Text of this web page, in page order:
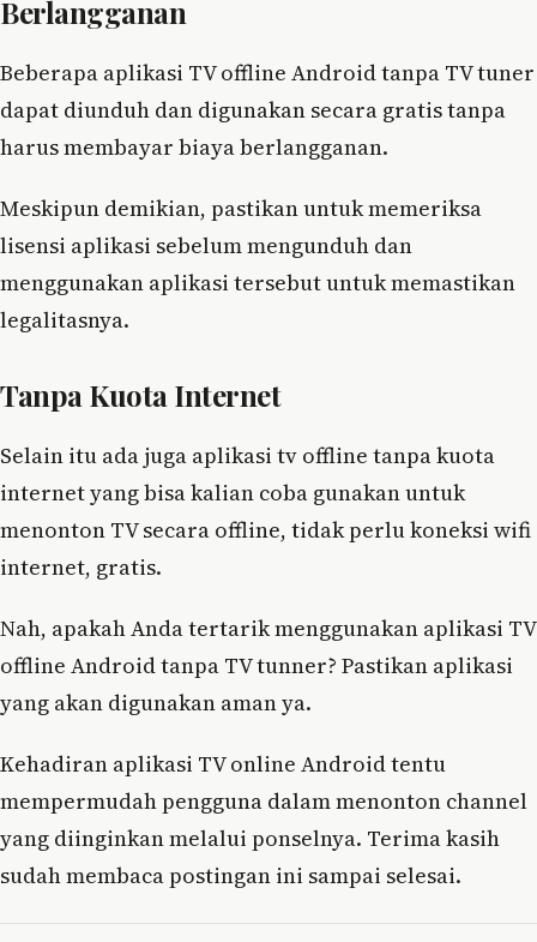
Berlangganan
Beberapa aplikasi TV offline Android tanpa TV tuner
dapat diunduh dan digunakan secara gratis tanpa
harus membayar biaya berlangganan.
Meskipun demikian, pastikan untuk memeriksa
lisensi aplikasi sebelum mengunduh dan
menggunakan aplikasi tersebut untuk memastikan
legalitasnya.
Tanpa Kuota Internet
Selain itu ada juga aplikasi tv offline tanpa kuota
internet yang bisa kalian coba gunakan untuk
menonton TV secara offline, tidak perlu koneksi wifi
internet, gratis.
Nah, apakah Anda tertarik menggunakan aplikasi TV
offline Android tanpa TV tunner? Pastikan aplikasi
yang akan digunakan aman ya.
Kehadiran aplikasi TV online Android tentu
mempermudah pengguna dalam menonton channel
yang diinginkan melalui ponselnya. Terima kasih
sudah membaca postingan ini sampai selesai.